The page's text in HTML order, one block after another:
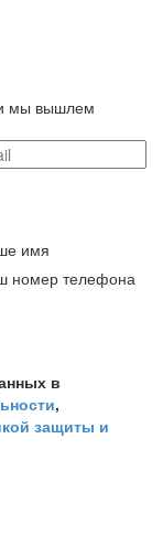
и мы вышлем
имя
номер телефона
в
,
защиты и